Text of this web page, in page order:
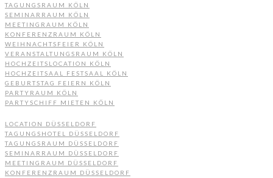
TAGUNGSRAUM KÖLN
SEMINARRAUM KÖLN
MEETINGRAUM KÖLN
KONFERENZRAUM KÖLN
WEIHNACHTSFEIER KÖLN
VERANSTALTUNGSRAUM KÖLN
HOCHZEITSLOCATION KÖLN
HOCHZEITSAAL FESTSAAL KÖLN
GEBURTSTAG FEIERN KÖLN
PARTYRAUM KÖLN
PARTYSCHIFF MIETEN KÖLN
LOCATION DÜSSELDORF
TAGUNGSHOTEL DÜSSELDORF
TAGUNGSRAUM DÜSSELDORF
SEMINARRAUM DÜSSELDORF
MEETINGRAUM DÜSSELDORF
KONFERENZRAUM DÜSSELDORF